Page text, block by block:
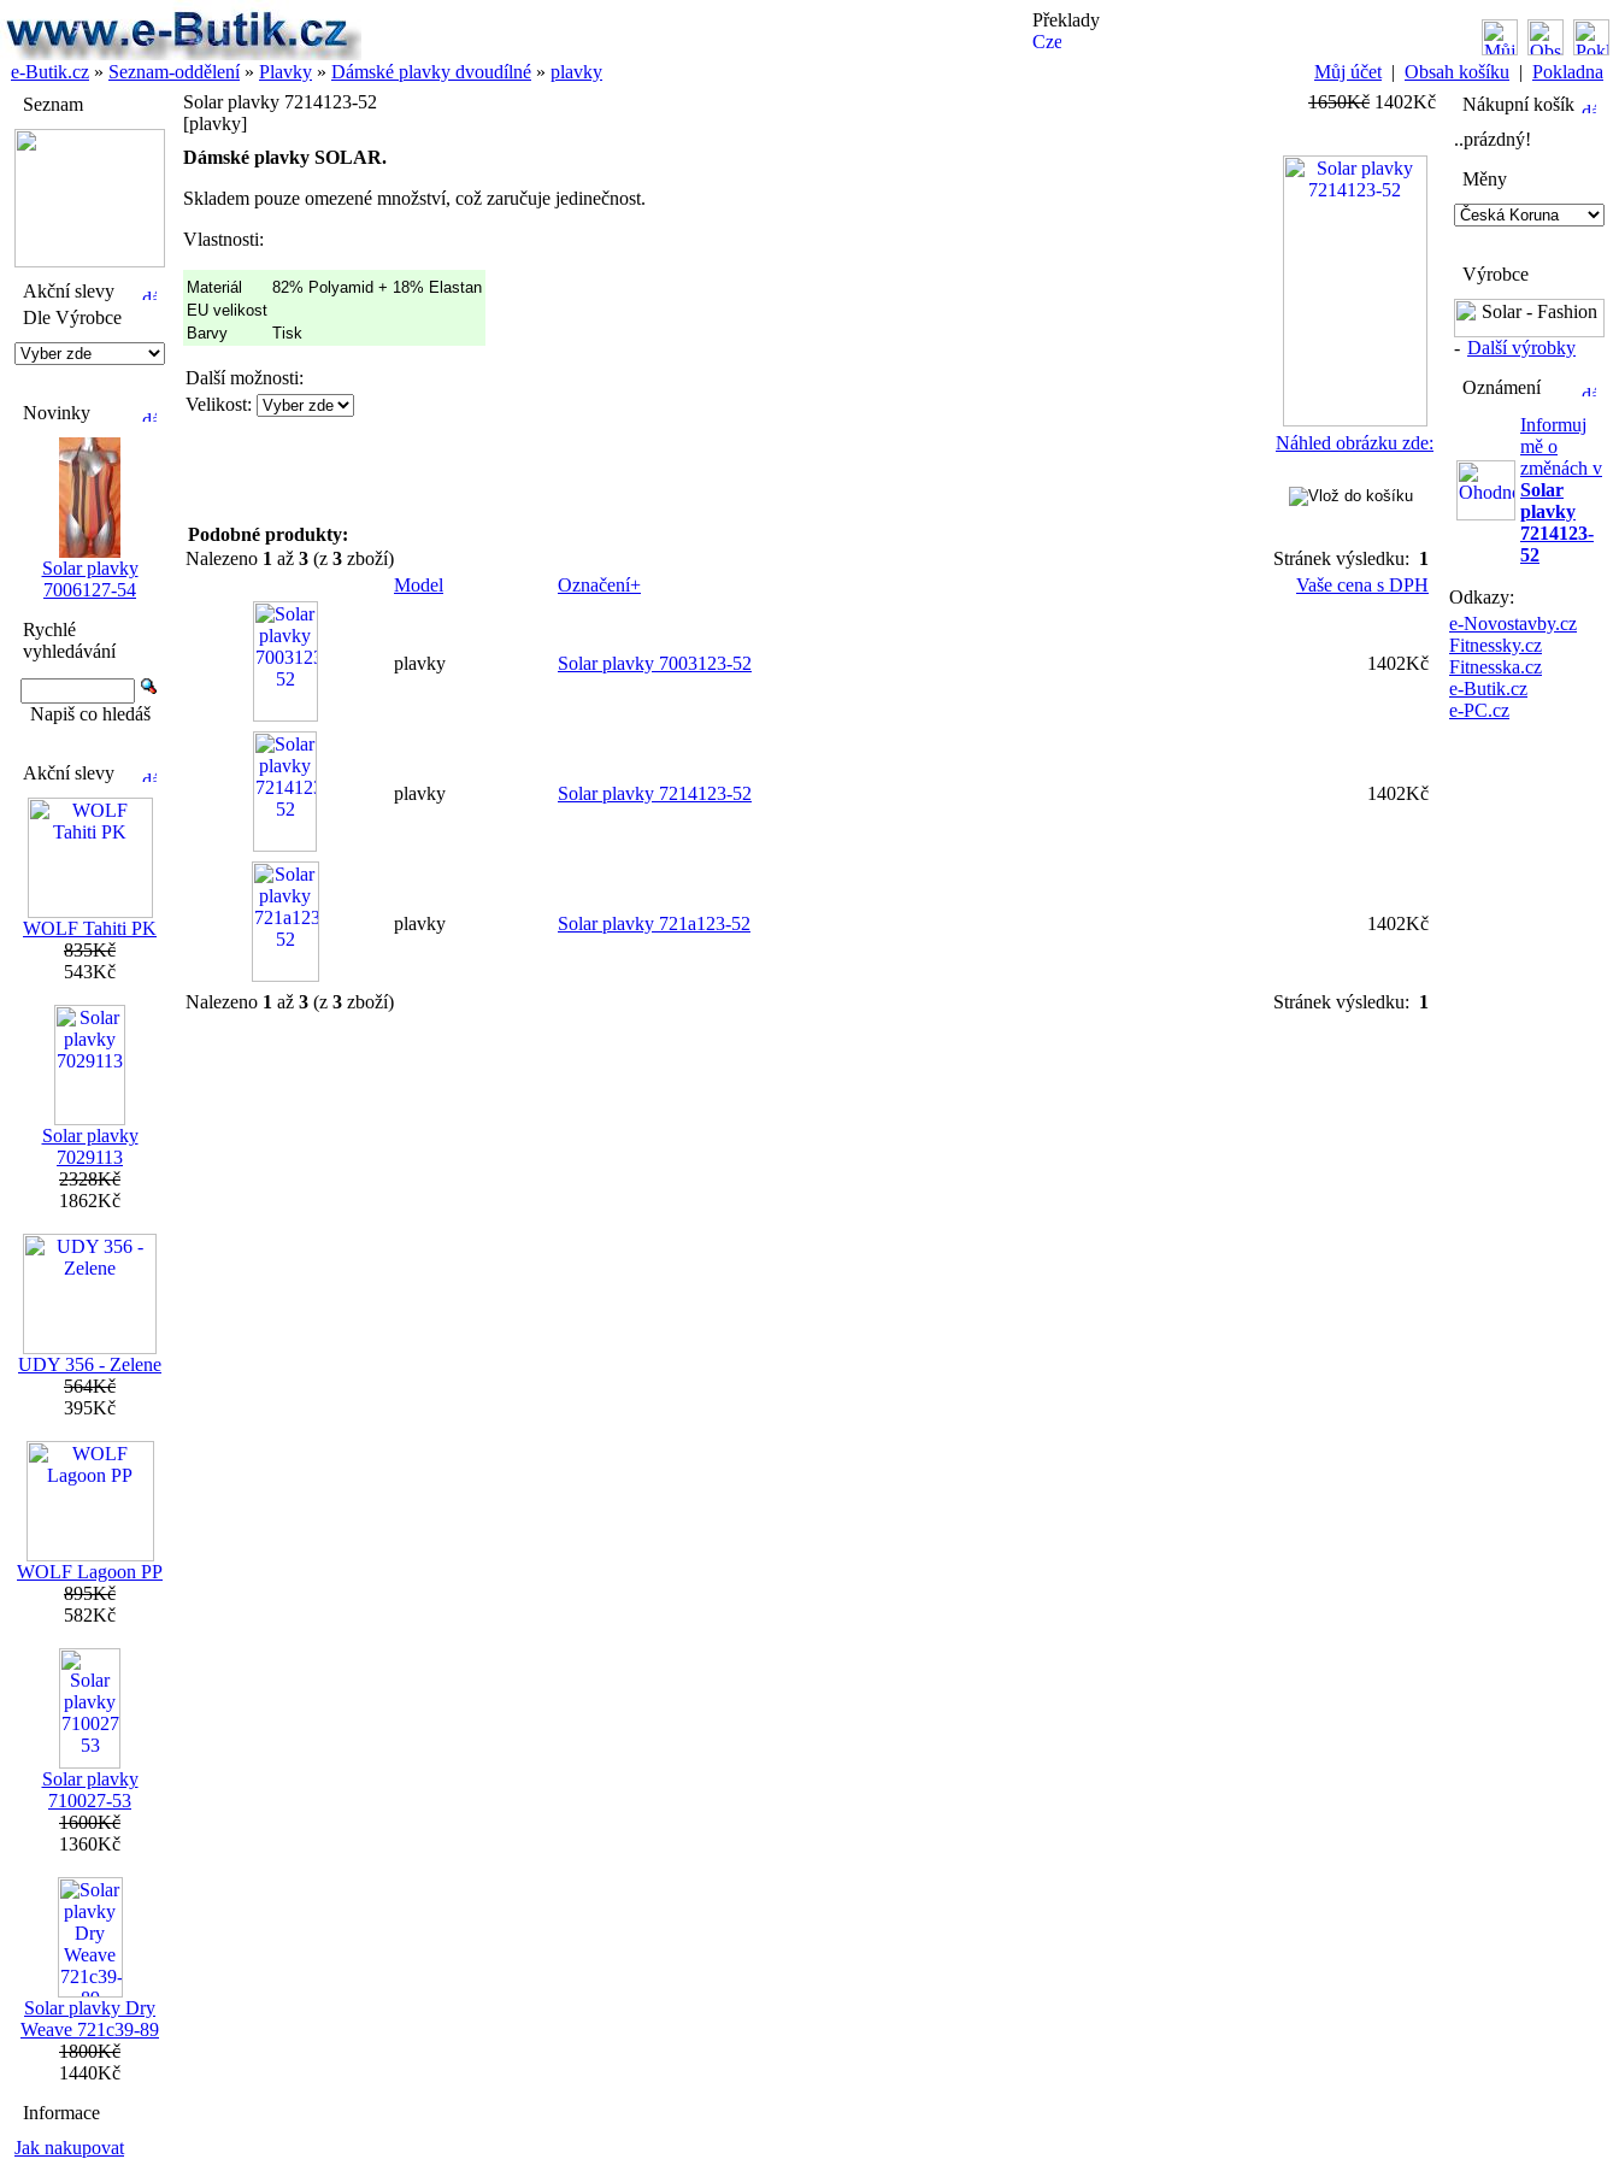
Překlady
e-Butik.cz » Seznam-oddělení» Plavky » Dámské plavky dvoudílné » plavky Můj účet | Obsah košíku | Pokladna
Seznam
Akční slevy
Dle Výrobce
Novinky
Solar plavky
7006127-54
Rychlé
vyhledávání
Napiš co hledáš
Akční slevy
WOLF Tahiti PK
835Kč
543Kč
Solar plavky
7029113
2328Kč
1862Kč
UDY 356 - Zelene
564Kč
395Kč
WOLF Lagoon PP
895Kč
582Kč
Solar plavky
710027-53
1600Kč
1360Kč
Solar plavky Dry
Weave 721c39-89
1800Kč
1440Kč
Informace
Jak nakupovat
Solar plavky 7214123-52
[plavky]
1650Kč 1402Kč
Náhled obrázku zde:
Dámské plavky SOLAR.
Skladem pouze omezené množství, což zaručuje jedinečnost.
Vlastnosti:
Materiál
82% Polyamid + 18% Elastan
EU velikost
Barvy
Tisk
Další možnosti:
Velikost:
Podobné produkty:
Nalezeno 1 až 3 (z 3 zboží) Stránek výsledku: 1
Model
Označení+ Vaše cena s DPH
plavky Solar plavky 7003123-52 1402Kč
plavky Solar plavky 7214123-52 1402Kč
plavky Solar plavky 721a123-52 1402Kč
Nalezeno 1 až 3 (z 3 zboží) Stránek výsledku: 1
Nákupní košík
..prázdný!
Měny
Výrobce
- Další výrobky
Oznámení
Informuj
mě o
změnách v
Solar
plavky
7214123-
52
Odkazy:
e-Novostavby.cz
Fitnessky.cz
Fitnesska.cz
e-Butik.cz
e-PC.cz